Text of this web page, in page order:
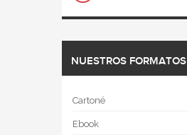
NUESTROS FORMATOS
Cartoné
Ebook